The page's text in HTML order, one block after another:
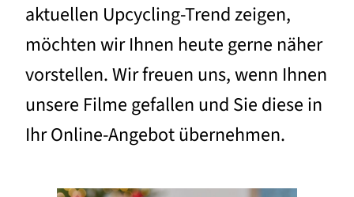
aktuellen Upcycling-Trend zeigen,
möchten wir Ihnen heute gerne näher
vorstellen. Wir freuen uns, wenn Ihnen
unsere Filme gefallen und Sie diese in
Ihr Online-Angebot übernehmen.